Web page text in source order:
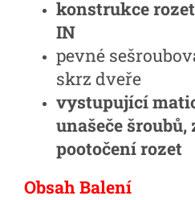
konstrukce
IN
pevné
skrz dveře
vystupující
unašeče
pootočení rozet
Obsah Balení